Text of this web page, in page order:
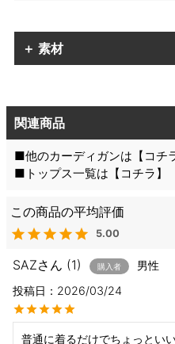
＋ 素材
関連商品
■他のカーディガンは【 コチ
■トップス一覧は【 コチラ 】
5.00
SAZ 1 購入者
男性
投稿日
2026/03/24
普通に着るだけでちょっとい